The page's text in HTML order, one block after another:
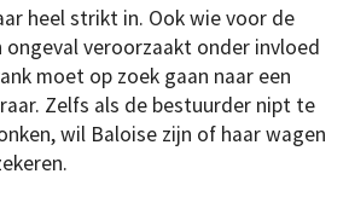
heel strikt in. Ook wie voor de
ongeval veroorzaakt onder invloed
moet op zoek gaan naar een
Zelfs als de bestuurder nipt te
wil Baloise zijn of haar wagen